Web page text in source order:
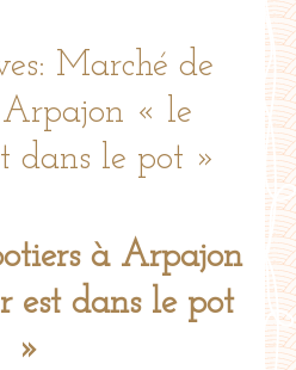
Marché de
« le
dans le pot »
à Arpajon
est dans le pot
»